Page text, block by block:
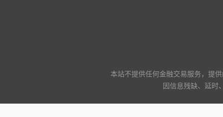
本站不提供任何金融交易服务，提
因信息残缺、延时